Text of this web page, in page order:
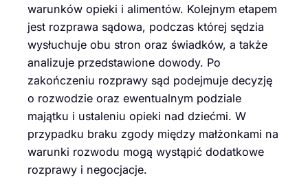
warunków opieki i alimentów. Kolejnym etapem
jest rozprawa sądowa, podczas której sędzia
wysłuchuje obu stron oraz świadków, a także
analizuje przedstawione dowody. Po
zakończeniu rozprawy sąd podejmuje decyzję
o rozwodzie oraz ewentualnym podziale
majątku i ustaleniu opieki nad dziećmi. W
przypadku braku zgody między małżonkami na
warunki rozwodu mogą wystąpić dodatkowe
rozprawy i negocjacje.